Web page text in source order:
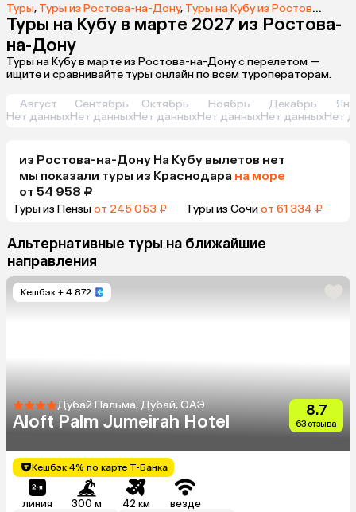
Туры, Туры из Ростова-на-Дону, Туры на Кубу из Ростова-на-Дону
Туры на Кубу в марте 2027 из Ростова-
на-Дону
Туры на Кубу в марте из Ростова-на-Дону с перелетом —
ищите и сравнивайте туры онлайн по всем туроператорам.
Август
Нет данных
Сентябрь
Нет данных
Октябрь
Нет данных
Ноябрь
Нет данных
Декабрь
Нет данныхНет
из Ростова-на-Дону На Кубу вылетов нет
мы показали туры из Краснодара на море
от 54 958 ₽
Туры из Пензыот 245 053 ₽ Туры из Сочиот 61 334 ₽
Альтернативные туры на ближайшие
направления
Кешбэк + 4 872
Дубай Пальма, Дубай, ОАЭ
Aloft Palm Jumeirah Hotel
8.7
63 отзыва
Кешбэк 4% по карте Т-Банка
линия 300 м 42 км везде